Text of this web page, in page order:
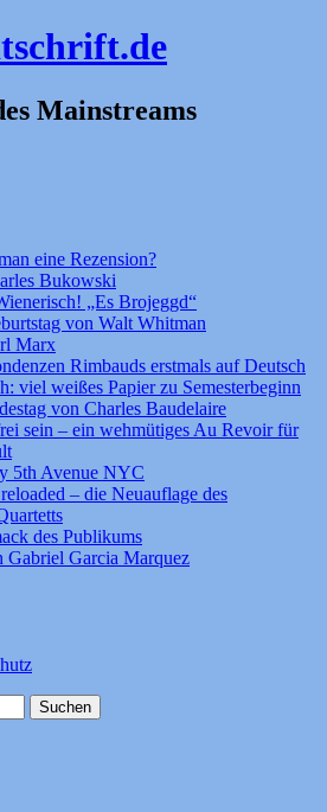
Mainstreams
eine Rezension?
Bukowski
„Es Brojeggd“
von Walt Whitman
Marx
Rimbauds erstmals auf Deutsch
viel weißes Papier zu Semesterbeginn
von Charles Baudelaire
sein – ein wehmütiges Au Revoir für
5th Avenue NYC
– die Neuauflage des
des Publikums
Gabriel Garcia Marquez